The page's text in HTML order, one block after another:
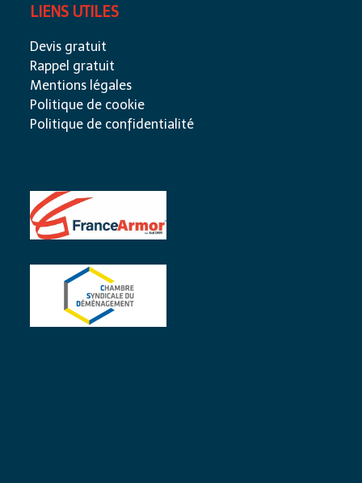
LIENS UTILES
Devis gratuit
Rappel gratuit
Mentions légales
Politique de cookie
Politique de confidentialité